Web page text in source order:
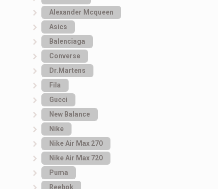
Alexander Mcqueen
Asics
Balenciaga
Converse
Dr.Martens
Fila
Gucci
New Balance
Nike
Nike Air Max 270
Nike Air Max 720
Puma
Reebok